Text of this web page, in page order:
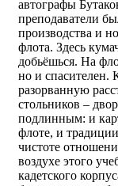
автографы
преподаватели
производства и
флота. Здесь
добьёшься. На
но и спасителен.
разорванную
стольников –
подлинным: и
флоте, и
чистоте
воздухе этого
кадетского